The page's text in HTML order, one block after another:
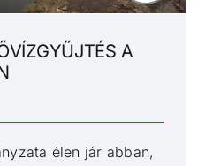
A
élen jár abban,